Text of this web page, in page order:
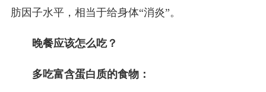
肪因子水平，相当于给身体“消炎”。
晚餐应该怎么吃？
多吃富含蛋白质的食物：